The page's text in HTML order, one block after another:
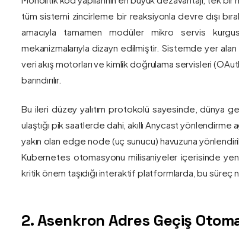
tüm sistemi zincirleme bir reaksiyonla devre dışı
amacıyla tamamen modüler mikro servis
mekanizmalarıyla dizayn edilmiştir. Sistemde yer
veri akış motorları ve kimlik doğrulama servisleri
barındırılır.
Bu ileri düzey yalıtım protokolü sayesinde, dünya
ulaştığı pik saatlerde dahi, akıllı Anycast
yakın olan edge node (uç sunucu) havuzuna
Kubernetes otomasyonu milisaniyeler içerisinde
kritik önem taşıdığı interaktif platformlarda, bu süreç
2. Asenkron Adres Geçiş